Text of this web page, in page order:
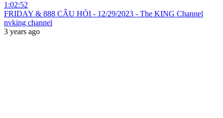
1:02:52
FRIDAY & 888 CÂU HỎI - 12/29/2023 - The KING Channel
nvking channel
3 years ago